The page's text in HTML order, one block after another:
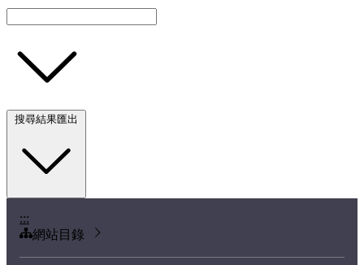
:::
網站目錄